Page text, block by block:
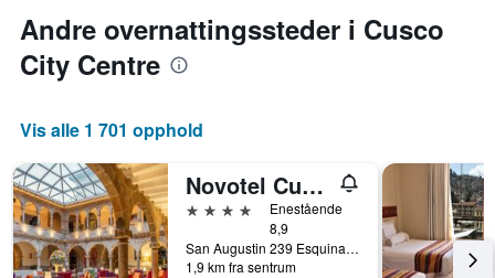
Andre overnattingssteder i Cusco
City Centre
Vis alle 1 701 opphold
Novotel Cusco
4 stjerner
Enestående
8,9
San Augustin 239 Esquina, Cuzco, Peru
1,9 km fra sentrum